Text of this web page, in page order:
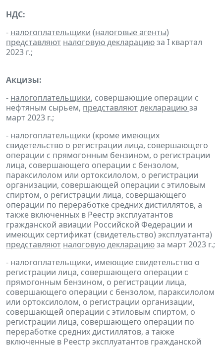
НДС:
- налогоплательщики (налоговые агенты)
представляют налоговую декларациюза I квартал
2023 г.;
Акцизы:
- налогоплательщики, совершающие операции с
нефтяным сырьем, представляютдекларациюза
март 2023 г.;
- налогоплательщики (кроме имеющих
свидетельство о регистрации лица, совершающего
операции с прямогонным бензином, о регистрации
лица, совершающего операции с бензолом,
параксилолом или ортоксилолом, о регистрации
организации, совершающей операции с этиловым
спиртом, о регистрации лица, совершающего
операции по переработке средних дистиллятов, а
также включенных в Реестр эксплуатантов
гражданской авиации Российской Федерации и
имеющих сертификат (свидетельство) эксплуатанта)
представляют налоговую декларациюза март 2023 г.;
- налогоплательщики, имеющие свидетельство о
регистрации лица, совершающего операции с
прямогонным бензином, о регистрации лица,
совершающего операции с бензолом, параксилолом
или ортоксилолом, о регистрации организации,
совершающей операции с этиловым спиртом, о
регистрации лица, совершающего операции по
переработке средних дистиллятов, а также
включенные в Реестр эксплуатантов гражданской